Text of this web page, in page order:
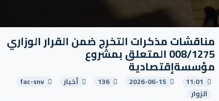
مناقشات مذكرات التخرج ضمن القرار الوزاري
008/1275 المتعلق بمشروع
مؤسسةإقتصادية
11:01
2026-06-15
136 أخبار
fac-snv
الزوار